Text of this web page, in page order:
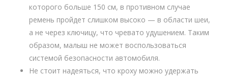
которого больше 150 см, в противном случае
ремень пройдет слишком высоко — в области шеи,
а не через ключицу, что чревато удушением. Таким
образом, малыш не может воспользоваться
системой безопасности автомобиля.
Не стоит надеяться, что кроху можно удержать